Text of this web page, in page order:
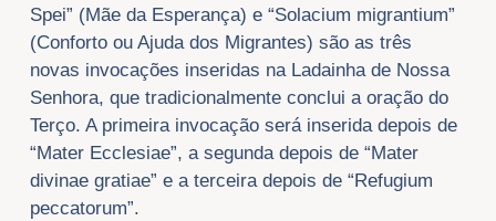
Spei” (Mãe da Esperança) e “Solacium migrantium”
(Conforto ou Ajuda dos Migrantes) são as três
novas invocações inseridas na Ladainha de Nossa
Senhora, que tradicionalmente conclui a oração do
Terço. A primeira invocação será inserida depois de
“Mater Ecclesiae”, a segunda depois de “Mater
divinae gratiae” e a terceira depois de “Refugium
peccatorum”.